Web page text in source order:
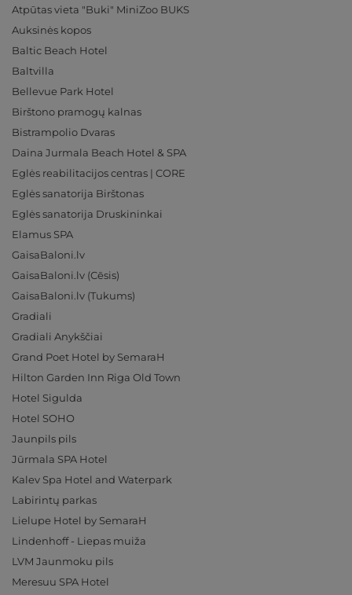
Atpūtas vieta "Buki" MiniZoo BUKS
Auksinės kopos
Baltic Beach Hotel
Baltvilla
Bellevue Park Hotel
Birštono pramogų kalnas
Bistrampolio Dvaras
Daina Jurmala Beach Hotel & SPA
Eglės reabilitacijos centras | CORE
Eglės sanatorija Birštonas
Eglės sanatorija Druskininkai
Elamus SPA
GaisaBaloni.lv
GaisaBaloni.lv (Cēsis)
GaisaBaloni.lv (Tukums)
Gradiali
Gradiali Anykščiai
Grand Poet Hotel by SemaraH
Hilton Garden Inn Riga Old Town
Hotel Sigulda
Hotel SOHO
Jaunpils pils
Jūrmala SPA Hotel
Kalev Spa Hotel and Waterpark
Labirintų parkas
Lielupe Hotel by SemaraH
Lindenhoff - Liepas muiža
LVM Jaunmoku pils
Meresuu SPA Hotel